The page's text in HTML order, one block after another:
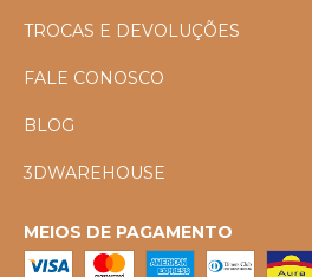
TROCAS E DEVOLUÇÕES
FALE CONOSCO
BLOG
3DWAREHOUSE
MEIOS DE PAGAMENTO